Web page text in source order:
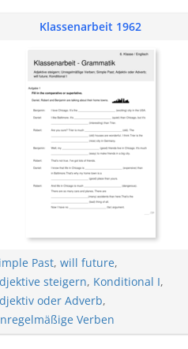
Klassenarbeit 1962
Past, will future,
steigern, Konditional I,
oder Adverb,
Verben